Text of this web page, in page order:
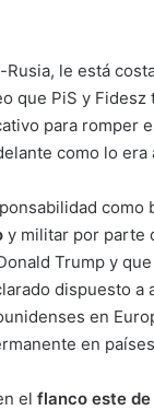
le está
que PiS y
para romper
como lo
como
y militar por parte
Trump y
dispuesto a
en
en
el flanco este de